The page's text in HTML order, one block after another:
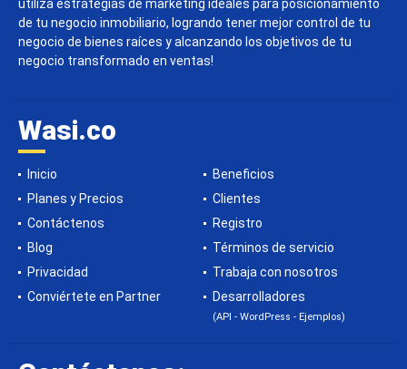
utiliza estrategias de marketing ideales para posicionamiento
de tu negocio inmobiliario, logrando tener mejor control de tu
negocio de bienes raíces y alcanzando los objetivos de tu
negocio transformado en ventas!
Wasi.co
Inicio
Beneficios
Planes y Precios
Clientes
Contáctenos
Registro
Blog
Términos de servicio
Privacidad
Trabaja con nosotros
Conviértete en Partner
Desarrolladores
(API - WordPress - Ejemplos)